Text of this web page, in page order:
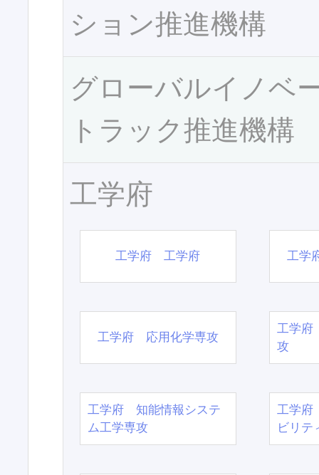
ション推進機構
グローバルイノベ
トラック推進機構
工学府
工学府 工学府 工学
工学府 応用化学専攻
工学府
攻
工学府 知能情報システ
ム工学専攻
工学府
ビリテ